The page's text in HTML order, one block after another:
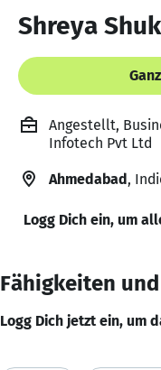
Shreya
Angestellt,
Infotech Pvt Ltd
Ahmedabad,
Logg Dich ein, um
Fähigkeiten
Logg Dich jetzt ein, um